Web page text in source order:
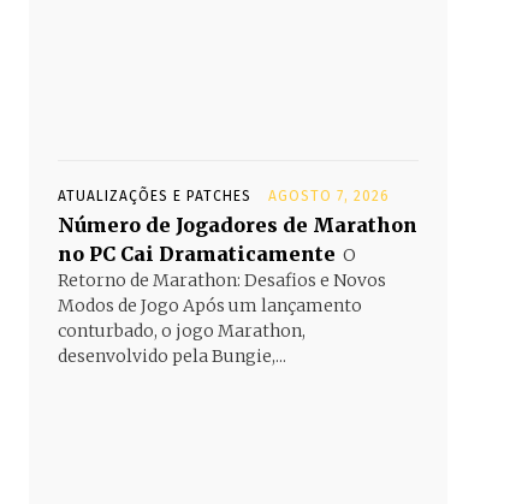
ATUALIZAÇÕES E PATCHES AGOSTO 7, 2026
Número de Jogadores de Marathon
no PC Cai Dramaticamente O
Retorno de Marathon: Desafios e Novos
Modos de Jogo Após um lançamento
conturbado, o jogo Marathon,
desenvolvido pela Bungie,...